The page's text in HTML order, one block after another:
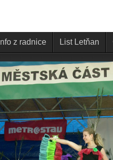
Info z radnice List Letňan